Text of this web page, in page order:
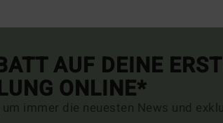
AUF DEINE
ONLINE*
immer die neuesten News und